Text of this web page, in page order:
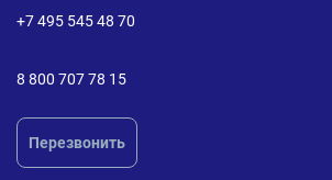
+7 495 545 48 70
8 800 707 78 15
Перезвонить